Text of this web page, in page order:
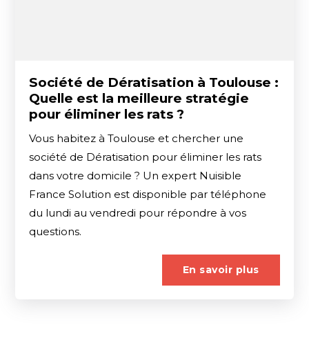
Société de Dératisation à Toulouse :
Quelle est la meilleure stratégie
pour éliminer les rats ?
Vous habitez à Toulouse et chercher une
société de Dératisation pour éliminer les rats
dans votre domicile ? Un expert Nuisible
France Solution est disponible par téléphone
du lundi au vendredi pour répondre à vos
questions.
En savoir plus